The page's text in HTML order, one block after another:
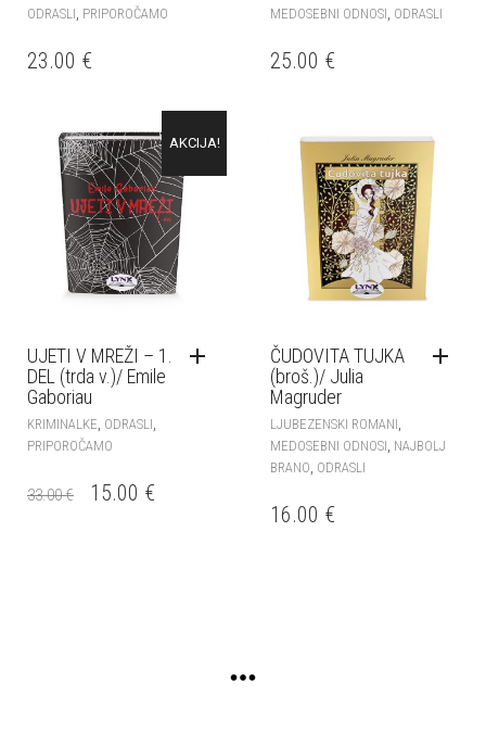
ODRASLI PRIPOROČAMO
23.00 €
MEDOSEBNI ODNOSI ODRASLI
25.00 €
AKCIJA!
UJETI V MREŽI – 1.
DEL (trda v.)/ Emile
Gaboriau
KRIMINALKE ODRASLI
PRIPOROČAMO
33.00€
IZVIRNA
15.00 €
ČUDOVITA TUJKA
(broš.)/ Julia
Magruder
LJUBEZENSKI ROMANI
MEDOSEBNI ODNOSI NAJBOLJ
BRANO ODRASLI
16.00 €